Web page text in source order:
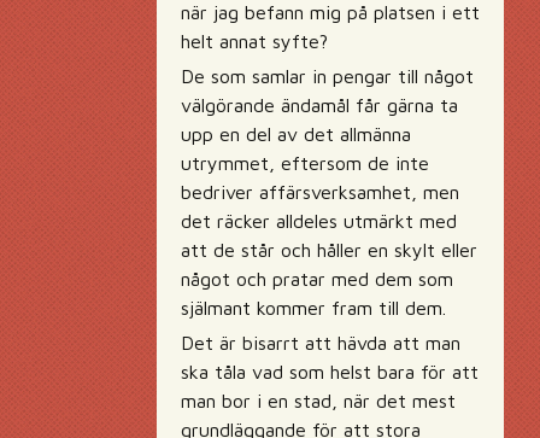
när jag befann mig på platsen i ett
helt annat syfte?
De som samlar in pengar till något
välgörande ändamål får gärna ta
upp en del av det allmänna
utrymmet, eftersom de inte
bedriver affärsverksamhet, men
det räcker alldeles utmärkt med
att de står och håller en skylt eller
något och pratar med dem som
själmant kommer fram till dem.
Det är bisarrt att hävda att man
ska tåla vad som helst bara för att
man bor i en stad, när det mest
grundläggande för att stora